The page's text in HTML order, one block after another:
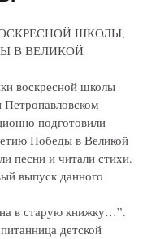
ШКОЛЫ,
В ВЕЛИКОЙ
воскресной школы
подготовили
Победы в Великой
песни и читали стихи.
выпуск данного
в старую книжку…”.
детской